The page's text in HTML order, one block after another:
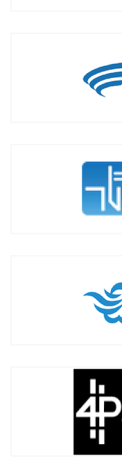
百望
北京
2020
第四范
恒